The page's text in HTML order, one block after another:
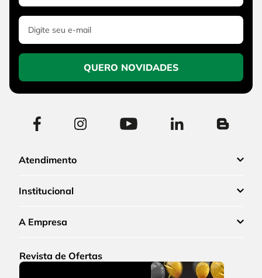
QUERO NOVIDADES
Atendimento
Institucional
A Empresa
Revista de Ofertas